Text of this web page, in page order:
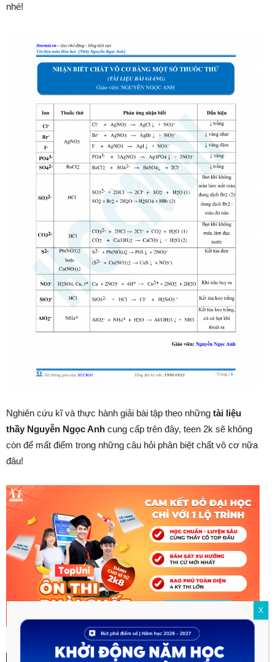
nhé!
Nghiên cứu kĩ và thực hành giải bài tập theo những tài liệu
thầy Nguyễn Ngọc Anh cung cấp trên đây, teen 2k sẽ không
còn để mất điểm trong những câu hỏi phân biệt chất vô cơ nữa
đâu!
Nguyễn Ngọc Anh thầy Nguyễn Ngọc Anh
X